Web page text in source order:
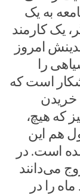
به یک
یک کارمند
امروز
را
است که
خریدن
که هیچ،
هم این
است. در
می‌دانند
ماه را در